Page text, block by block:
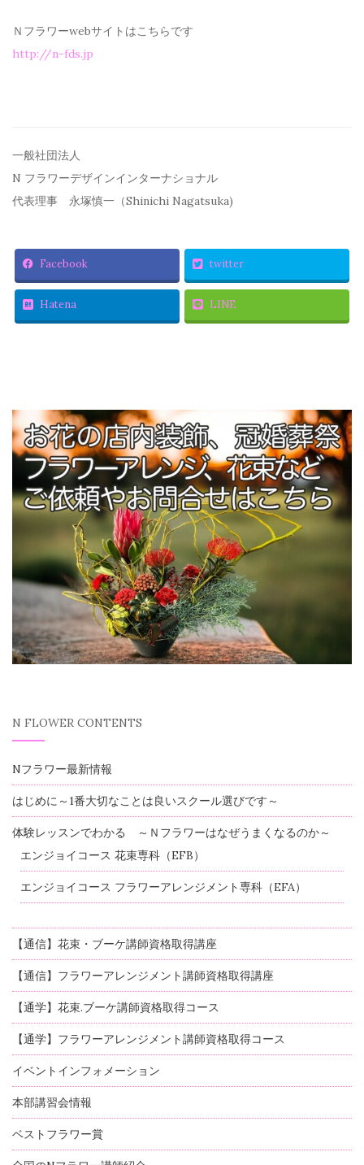
Ｎフラワーwebサイトはこちらです
http://n-fds.jp
一般社団法人
N フラワーデザインインターナショナル
代表理事 永塚慎一（Shinichi Nagatsuka)
Facebook twitter
Hatena LINE
N FLOWER CONTENTS
Nフラワー最新情報
はじめに～1番大切なことは良いスクール選びです～
体験レッスンでわかる ～Ｎフラワーはなぜうまくなるのか～
エンジョイコース 花束専科（EFB）
エンジョイコース フラワーアレンジメント専科（EFA）
【通信】花束・ブーケ講師資格取得講座
【通信】フラワーアレンジメント講師資格取得講座
【通学】花束.ブーケ講師資格取得コース
【通学】フラワーアレンジメント講師資格取得コース
イベントインフォメーション
本部講習会情報
ベストフラワー賞